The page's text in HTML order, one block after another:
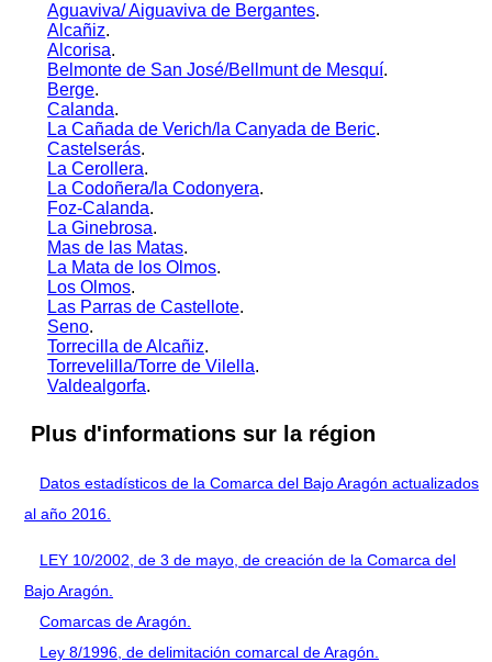
Aguaviva/ Aiguaviva de Bergantes.
Alcañiz.
Alcorisa.
Belmonte de San José/Bellmunt de Mesquí.
Berge.
Calanda.
La Cañada de Verich/la Canyada de Beric.
Castelserás.
La Cerollera.
La Codoñera/la Codonyera.
Foz-Calanda.
La Ginebrosa.
Mas de las Matas.
La Mata de los Olmos.
Los Olmos.
Las Parras de Castellote.
Seno.
Torrecilla de Alcañiz.
Torrevelilla/Torre de Vilella.
Valdealgorfa.
Plus d'informations sur la région
Datos estadísticos de la Comarca del Bajo Aragón actualizados
al año 2016.
LEY 10/2002, de 3 de mayo, de creación de la Comarca del
Bajo Aragón.
Comarcas de Aragón.
Ley 8/1996, de delimitación comarcal de Aragón.